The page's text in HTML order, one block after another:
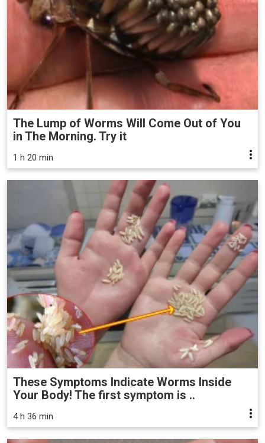
The Lump of Worms Will Come Out of You
in The Morning. Try it
1 h 20 min
These Symptoms Indicate Worms Inside
Your Body! The first symptom is ..
4 h 36 min